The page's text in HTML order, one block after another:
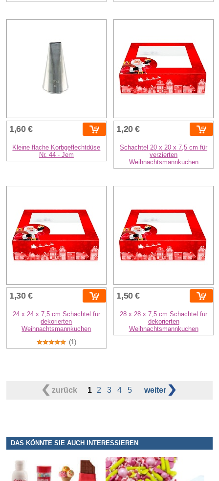
1,60 €
Kleine flache Korbgeflechtdüse
Nr. 44 - Jem
1,20 €
Schachtel 20 x 20 x 7,5 cm für
verzierten
Weihnachtsmannkuchen
1,30 €
24 x 24 x 7,5 cm Schachtel für
dekorierten
Weihnachtsmannkuchen
(1)
1,50 €
28 x 28 x 7,5 cm Schachtel für
dekorierten
Weihnachtsmannkuchen
zurück 1 2 3 4 5 weiter
DAS KÖNNTE SIE AUCH INTERESSIEREN